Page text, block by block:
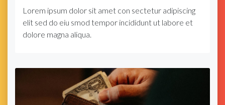
Lorem ipsum dolor sit amet con sectetur adipiscing
elit sed do eiu smod tempor incididunt ut labore et
dolore magna aliqua.